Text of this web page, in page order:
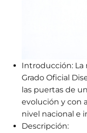
Introducción: La
Grado Oficial
las puertas de
evolución y con
nivel nacional e
Descripción: